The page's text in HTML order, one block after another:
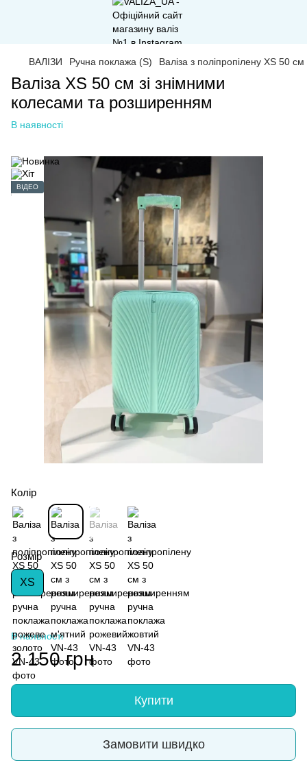
ВАЛІЗИ Ручна поклажа (S) Валіза з поліпропілену XS 50
Валіза XS 50 см зі знімними
колесами та розширенням
В наявності
ВІДЕО
Колір
Розмір
XS
В наявності
2 150 грн
Купити
Замовити швидко